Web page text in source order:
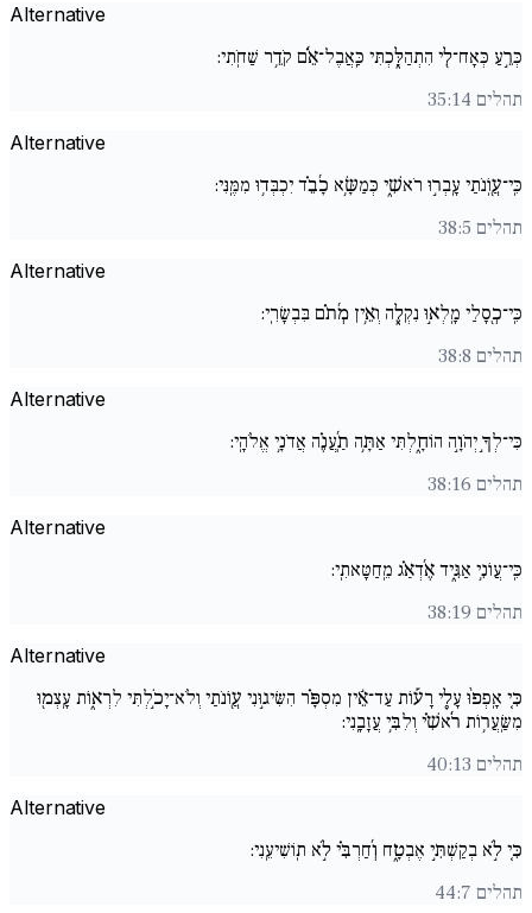
Alternative
כְּרֵ֣עַ כְּאָח־לִ֖י הִתְהַלָּ֑כְתִּי כַּֽאֲבֶל־אֵ֜֗ם קֹדֵ֥ר שַׁחֹֽתִי:
תהלים 35:14
Alternative
כִּֽי־עֲ֖ו‍ֹֽנֹתַי עָֽבְר֣וּ רֹאשִׁ֑י כְּמַשָּׂ֥א כָ֜בֵ֗ד יִכְבְּד֥וּ מִמֶּֽנִּי:
תהלים 38:5
Alternative
כִּֽי־כְ֖סָלַי מָֽלְא֣וּ נִקְלֶ֑ה וְאֵ֥ין מְ֜תֹ֗ם בִּבְשָׂרִֽי:
תהלים 38:8
Alternative
כִּי־לְךָ֣ יְהֹוָ֣ה הוֹחָ֑לְתִּי אַתָּ֥ה תַֽ֜עֲנֶ֗ה אֲדֹנָ֥י אֱלֹהָֽי:
תהלים 38:16
Alternative
כִּֽי־עֲו‍ֹנִ֥י אַגִּ֑יד אֶ֜דְאַ֗ג מֵֽחַטָּאתִֽי:
תהלים 38:19
Alternative
כִּ֚י אָֽפְפ֨וּ עָלַ֪י רָע֡וֹת עַד־אֵ֬ין מִסְפָּ֗ר הִשִּׂיג֣וּנִי עֲ֖ו‍ֹנֹתַי וְלֹא־יָכֹ֣לְתִּי לִרְא֑וֹת עָֽצְמ֖וּ
מִשַּֽׂעֲר֥וֹת רֹ֜אשִׁ֗י וְלִבִּ֥י עֲזָבָֽנִי:
תהלים 40:13
Alternative
כִּ֚י לֹ֣א בְקַשְׁתִּ֣י אֶבְטָ֑ח וְ֜חַרְבִּ֗י לֹ֣א תֽוֹשִׁיעֵֽנִי:
תהלים 44:7